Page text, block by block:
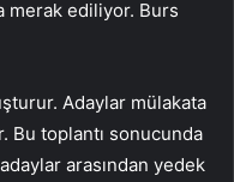
merak ediliyor. Burs
Adaylar mülakata
Bu toplantı sonucunda
arasından yedek